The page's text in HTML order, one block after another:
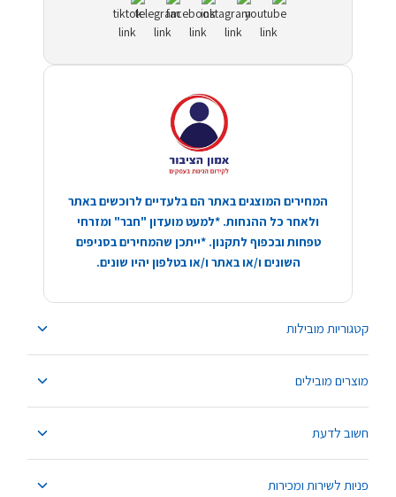
קטגוריות מובילות
מוצרים מובילים
חשוב לדעת
פניות לשירות ומכירות
המחירים המוצגים באתר הם בלעדיים לרוכשים באתר
ולאחר כל ההנחות. *למעט מועדון "חבר" ומזרחי
טפחות ובכפוף לתקנון. *ייתכן שהמחירים בסניפים
השונים ו/או באתר ו/או בטלפון יהיו שונים.